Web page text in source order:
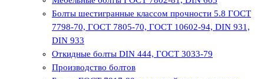
Болты шестигранные классом прочности 5.8 ГОСТ
7798-70, ГОСТ 7805-70, ГОСТ 10602-94, DIN 931,
DIN 933
Откидные болты DIN 444, ГОСТ 3033-79
Производство болтов